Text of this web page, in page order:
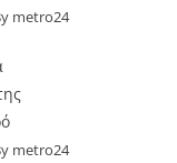
metro24
metro24